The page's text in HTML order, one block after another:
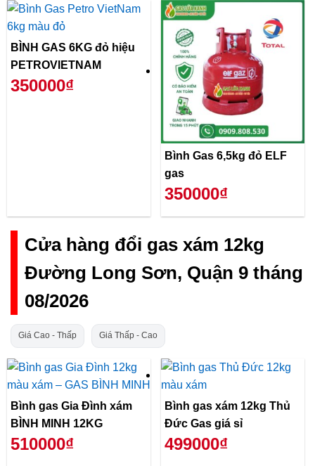
BÌNH GAS 6KG đỏ hiệu
PETROVIETNAM
350000₫
Bình Gas 6,5kg đỏ ELF
gas
350000₫
Cửa hàng đổi gas xám 12kg
Đường Long Sơn, Quận 9 tháng
08/2026
Giá Cao - Thấp Giá Thấp - Cao
Bình gas Gia Đình xám
BÌNH MINH 12KG
510000₫
Bình gas xám 12kg Thủ
Đức Gas giá sỉ
499000₫